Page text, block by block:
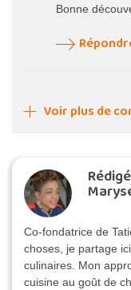
Bonne
Voir plus de
Co-fondatrice de
choses, je partage
culinaires. Mon
cuisine au goût de